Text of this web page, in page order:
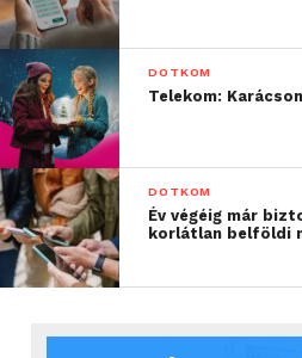
DOTKOM
Telekom:
DOTKOM
Év végéig már
korlátlan belföldi